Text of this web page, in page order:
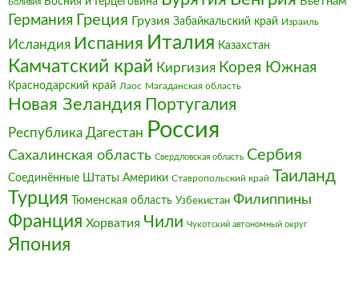
Боливия
Германия Греция Грузия Забайкальский край Израиль
Исландия Испания Италия‎ Казахстан
Камчатский край Киргизия Корея Южная
Краснодарский край Лаос Магаданская область
Новая Зеландия Португалия
Республика Дагестан Россия
Сахалинская область Свердловская область Сербия
Соединённые Штаты Америки Ставропольский край Таиланд
Турция Тюменская область Узбекистан Филиппины
Франция‎ Хорватия Чили Чукотский автономный округ
Япония